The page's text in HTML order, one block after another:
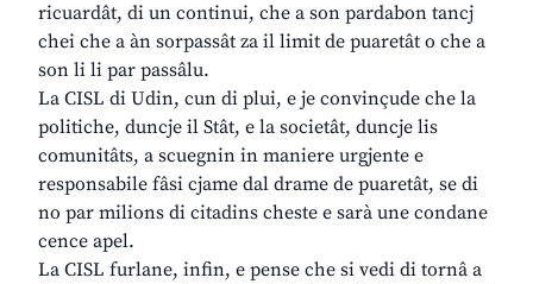
ricuardât, di un continui, che a son pardabon tancj
chei che a àn sorpassât za il limit de puaretât o che a
son li li par passâlu.
La CISL di Udin, cun di plui, e je convinçude che la
politiche, duncje il Stât, e la societât, duncje lis
comunitâts, a scuegnin in maniere urgjente e
responsabile fâsi cjame dal drame de puaretât, se di
no par milions di citadins cheste e sarà une condane
cence apel.
La CISL furlane, infin, e pense che si vedi di tornâ a